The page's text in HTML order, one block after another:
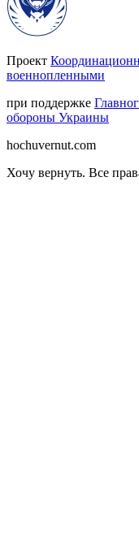
Проект
военнопленными
при поддержке
обороны Украины
hochuvernut.com
Хочу вернуть. Все